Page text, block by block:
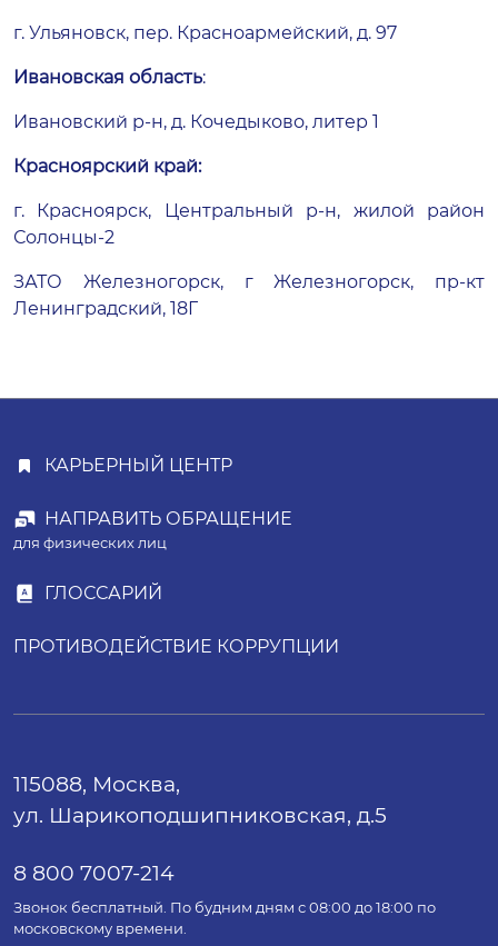
г. Ульяновск, пер. Красноармейский, д. 97
Ивановская область:
Ивановский р-н, д. Кочедыково, литер 1
Красноярский край:
г. Красноярск, Центральный р-н, жилой район
Солонцы-2
ЗАТО Железногорск, г Железногорск, пр-кт
Ленинградский, 18Г
КАРЬЕРНЫЙ ЦЕНТР
НАПРАВИТЬ ОБРАЩЕНИЕ
для физических лиц
ГЛОССАРИЙ
ПРОТИВОДЕЙСТВИЕ КОРРУПЦИИ
115088, Москва,
ул. Шарикоподшипниковская, д.5
8 800 7007-214
Звонок бесплатный. По будним дням с 08:00 до 18:00 по
московскому времени.